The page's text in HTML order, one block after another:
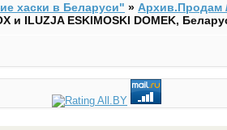
хаски в Беларуси" »Архив.Продам
и ILUZJA ESKIMOSKI DOMEK,